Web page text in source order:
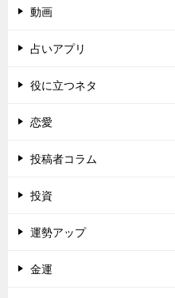
動画
占いアプリ
役に立つネタ
恋愛
投稿者コラム
投資
運勢アップ
金運